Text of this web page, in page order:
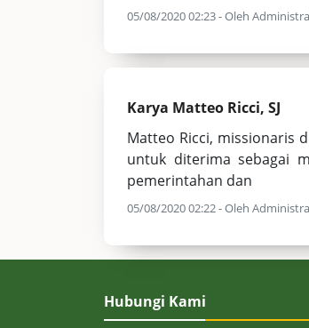
05/08/2020 02:23 - Oleh
Karya Matteo Ricci, SJ
Matteo Ricci, missionaris
untuk diterima sebagai
pemerintahan dan
05/08/2020 02:22 - Oleh
Hubungi Kami